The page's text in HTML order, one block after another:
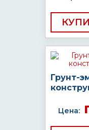
Грунт-
Цена: